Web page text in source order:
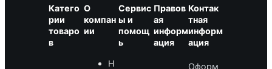
Катего
рии
товаро
в
О
компан
ии
Н
Сервис
ы и
помощ
ь
Правов
ая
информ
ация
Контак
тная
информ
ация
Оформ